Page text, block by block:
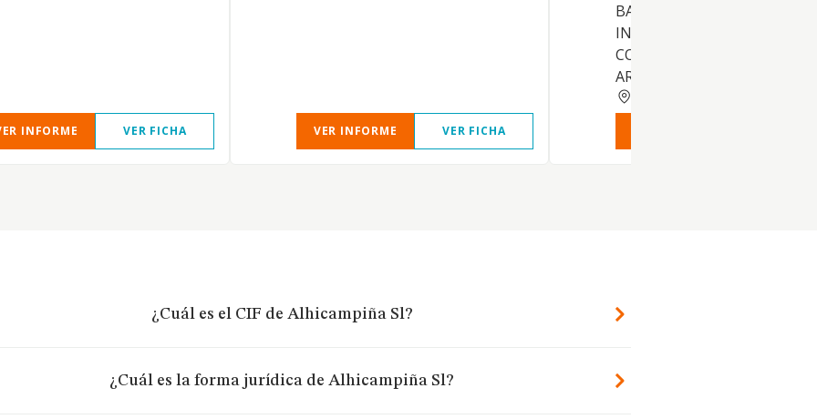
INFORME VER FICHA VER INFORME VER FICHA
BALAUSTRADAS Y SU
INSTALACION.
COMERCIO DE LOS
ARTI
¿Cuál es el CIF de Alhicampiña Sl?
¿Cuál es la forma jurídica de Alhicampiña Sl?